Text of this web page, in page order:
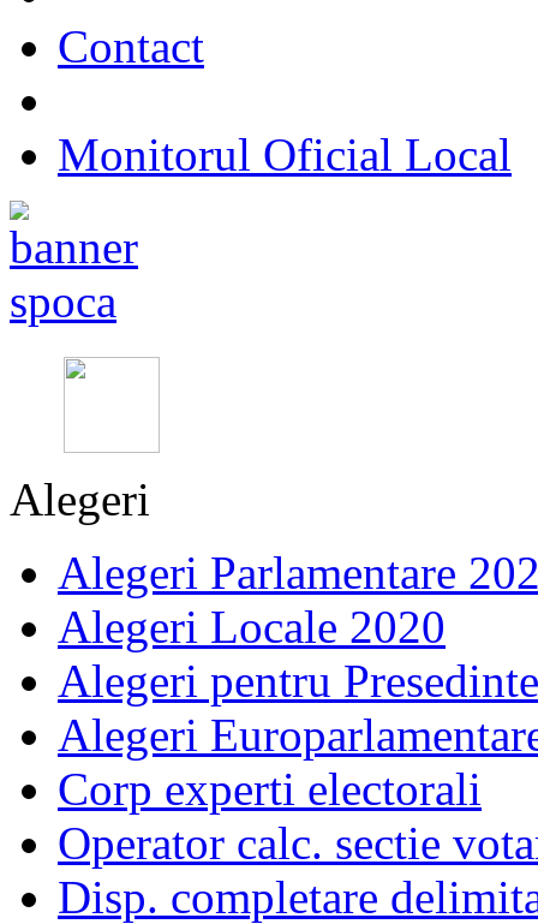
Contact
Monitorul Oficial Local
Alegeri
Alegeri Parlamentare
Alegeri Locale 2020
Alegeri pentru
Alegeri
Corp experti electorali
Operator calc. sectie
Disp. completare